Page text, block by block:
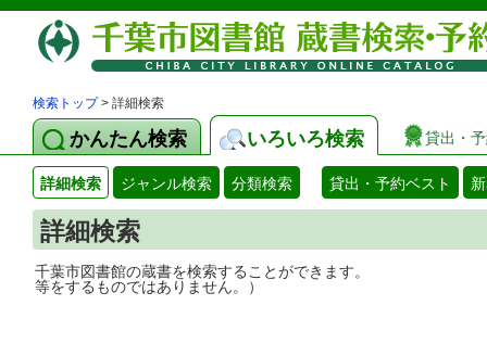
検索トップ> 詳細検索
かんたん検索 いろいろ検索 貸出・
詳細検索 ジャンル検索 分類検索 貸出・予約ベスト
詳細検索
千葉市図書館の蔵書を検索することがで
等をするものではありません。）